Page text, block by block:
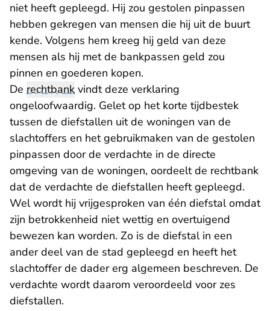
niet heeft gepleegd. Hij zou gestolen pinpassen
hebben gekregen van mensen die hij uit de buurt
kende. Volgens hem kreeg hij geld van deze
mensen als hij met de bankpassen geld zou
pinnen en goederen kopen.
De rechtbank vindt deze verklaring
ongeloofwaardig. Gelet op het korte tijdbestek
tussen de diefstallen uit de woningen van de
slachtoffers en het gebruikmaken van de gestolen
pinpassen door de verdachte in de directe
omgeving van de woningen, oordeelt de rechtbank
dat de verdachte de diefstallen heeft gepleegd.
Wel wordt hij vrijgesproken van één diefstal omdat
zijn betrokkenheid niet wettig en overtuigend
bewezen kan worden. Zo is de diefstal in een
ander deel van de stad gepleegd en heeft het
slachtoffer de dader erg algemeen beschreven. De
verdachte wordt daarom veroordeeld voor zes
diefstallen.